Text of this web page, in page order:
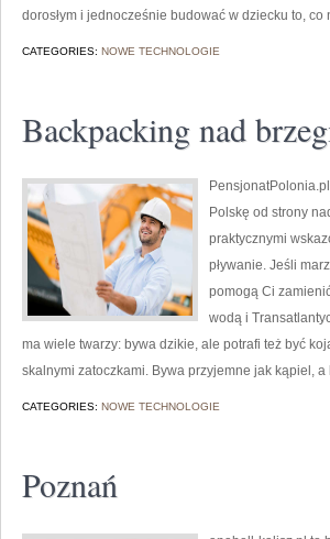
dorosłym i jednocześnie budować w dziecku to,
CATEGORIES: NOWE TECHNOLOGIE
Backpacking nad
Polskę od strony
praktycznymi
pływanie. Jeśli
pomogą Ci
wodą i
ma wiele twarzy: bywa dzikie, ale potrafi też być
skalnymi zatoczkami. Bywa przyjemne jak kąpiel, a
CATEGORIES: NOWE TECHNOLOGIE
Poznań